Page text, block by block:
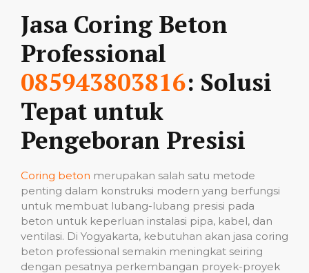
Jasa Coring Beton
Professional
085943803816: Solusi
Tepat untuk
Pengeboran Presisi
Coring beton merupakan salah satu metode
penting dalam konstruksi modern yang berfungsi
untuk membuat lubang-lubang presisi pada
beton untuk keperluan instalasi pipa, kabel, dan
ventilasi. Di Yogyakarta, kebutuhan akan jasa coring
beton professional semakin meningkat seiring
dengan pesatnya perkembangan proyek-proyek